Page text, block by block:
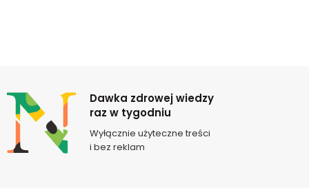
Dawka zdrowej wiedzy
raz w tygodniu
Wyłącznie użyteczne treści
i bez reklam